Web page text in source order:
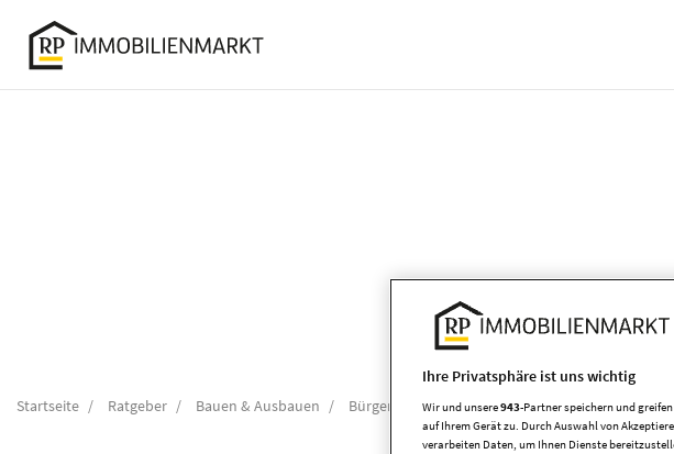
Modus
aktivieren
zur
Startseite Ratgeber Bauen & Ausbauen Bürgerbeteiligung im...
Ihre Privatsphäre ist uns wichtig
Wir und unsere943-Partner speichern und
auf Ihrem Gerät zu. Durch Auswahl von
verarbeiten Daten, um Ihnen Dienste